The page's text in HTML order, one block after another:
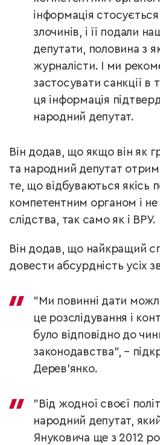
інформація
злочинів, і її подали
депутати, половина з
журналісти. І ми
застосувати санкції
ця інформація
народний депутат.
Він додав, що якщо він як
та народний депутат
те, що відбуваються якісь
компетентним органом і
слідства, так само як і ВРУ.
Він додав, що найкращий
довести абсурдність усіх
"Ми повинні дати
це розслідування і
було відповідно до
законодавства", –
Дерев’янко.
"Від жодної своєї
народний депутат,
Януковича ще з 2012